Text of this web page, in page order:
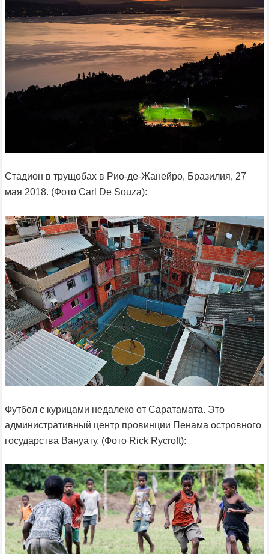
Стадион в трущобах в Рио-де-Жанейро, Бразилия, 27
мая 2018. (Фото Carl De Souza):
Футбол с курицами недалеко от Саратамата. Это
административный центр провинции Пенама островного
государства Вануату. (Фото Rick Rycroft):